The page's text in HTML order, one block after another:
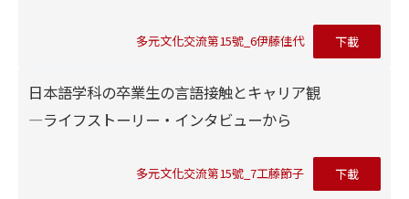
多元文化交流第15號_6伊藤佳代 下載
日本語学科の卒業生の言語接触とキャリア観
―ライフストーリー・インタビューから
多元文化交流第15號_7工藤節子 下載